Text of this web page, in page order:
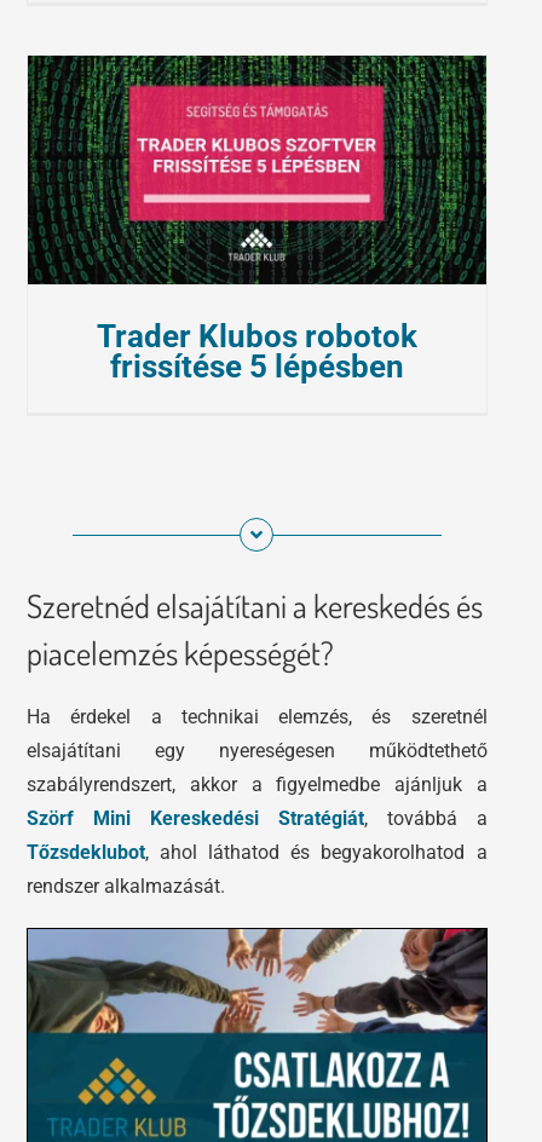
Trader Klubos robotok
frissítése 5 lépésben
Szeretnéd elsajátítani a kereskedés és
piacelemzés képességét?
Ha érdekel a technikai elemzés, és szeretnél
elsajátítani egy nyereségesen működtethető
szabályrendszert, akkor a figyelmedbe ajánljuk a
Szörf Mini Kereskedési Stratégiát, továbbá a
Tőzsdeklubot, ahol láthatod és begyakorolhatod a
rendszer alkalmazását.